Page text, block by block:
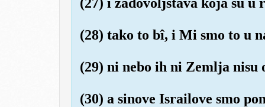
(28) tako to bî, i Mi smo to u
(29) ni nebo ih ni Zemlja
(30) a sinove Israilove smo